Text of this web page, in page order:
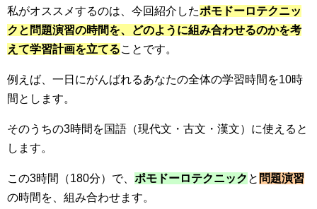
私がオススメするのは、今回紹介したポモドーロテクニッ
クと問題演習の時間を、どのように組み合わせるのかを考
えて学習計画を立てることです。
例えば、一日にがんばれるあなたの全体の学習時間を10時
間とします。
そのうちの3時間を国語（現代文・古文・漢文）に使えると
します。
この3時間（180分）で、 ポモドーロテクニック と 問題演習
の時間を、組み合わせます。